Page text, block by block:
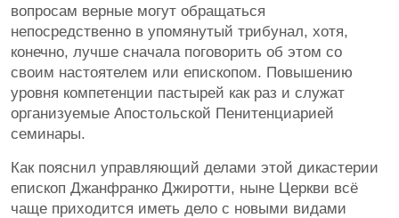
вопросам верные могут обращаться
непосредственно в упомянутый трибунал, хотя,
конечно, лучше сначала поговорить об этом со
своим настоятелем или епископом. Повышению
уровня компетенции пастырей как раз и служат
организуемые Апостольской Пенитенциарией
семинары.
Как пояснил управляющий делами этой дикастерии
епископ Джанфранко Джиротти, ныне Церкви всё
чаще приходится иметь дело с новыми видами